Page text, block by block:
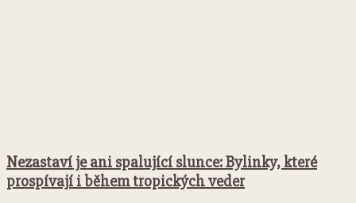
Nezastaví je ani spalující slunce: Bylinky, které
prospívají i během tropických veder